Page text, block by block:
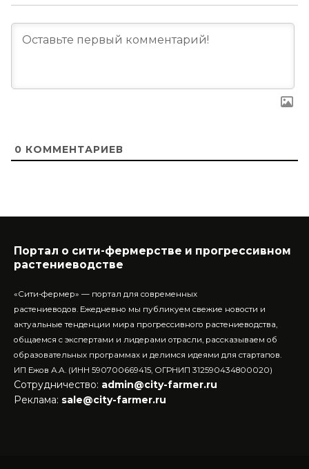
0 КОММЕНТАРИЕВ
Портал о сити-фермерстве и прогрессивном
растениеводстве
«Сити-фермер» — портал для современных
растениеводов. Ежедневно мы публикуем свежие новости и
актуальные тенденции мира прогрессивного растениеводства,
общаемся с экспертами и лидерами отрасли, рассказываем об
образовательных программах и делимся идеями для стартапов.
ИП Ежов А.А. (ИНН 590700669415, ОГРНИП 312590434800020)
Сотрудничество: admin@city-farmer.ru
Реклама: sale@city-farmer.ru